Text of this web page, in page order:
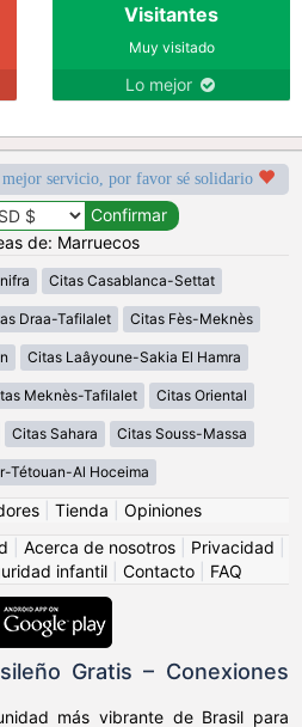
Visitantes
Muy visitado
Lo mejor
servicio, por favor sé solidario
de: Marruecos
Citas Casablanca-Settat
Draa-Tafilalet Citas Fès-Meknès
Citas Laâyoune-Sakia El Hamra
Meknès-Tafilalet Citas Oriental
Citas Sahara Citas Souss-Massa
Tétouan-Al Hoceima
Tienda
Opiniones
Acerca de nosotros Privacidad
infantil Contacto FAQ
Gratis – Conexiones
más vibrante de Brasil para